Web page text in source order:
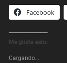
Facebook
Me gusta esto:
Cargando...